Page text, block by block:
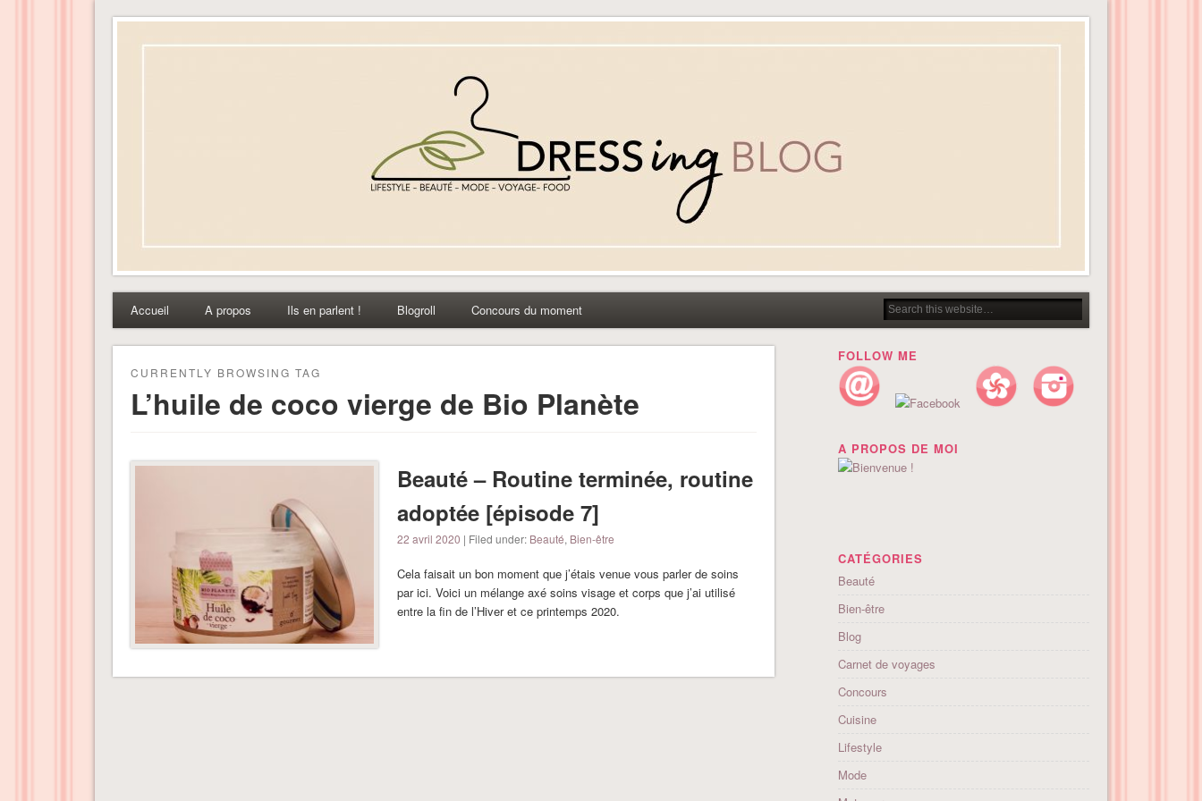
Dress-ing – Blog lifestyle beauté mode à Caen
Accueil A propos Ils en parlent ! Blogroll Concours du moment
CURRENTLY BROWSING TAG
L’huile de coco vierge de Bio Planète
Beauté – Routine terminée, routine
adoptée [épisode 7]
22 avril 2020 | Filed under: Beauté, Bien-être
Cela faisait un bon moment que j’étais venue vous parler de soins
par ici. Voici un mélange axé soins visage et corps que j’ai utilisé
entre la fin de l’Hiver et ce printemps 2020.
FOLLOW ME
A PROPOS DE MOI
CATÉGORIES
Beauté
Bien-être
Blog
Carnet de voyages
Concours
Cuisine
Lifestyle
Mode